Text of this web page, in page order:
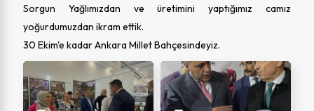
Sorgun Yağlımızdan ve üretimini yaptığımız camız
yoğurdumuzdan ikram ettik.
30 Ekim'e kadar Ankara Millet Bahçesindeyiz.